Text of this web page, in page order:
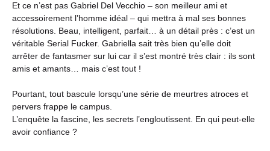
Et ce n’est pas Gabriel Del Vecchio – son meilleur ami et
accessoirement l’homme idéal – qui mettra à mal ses bonnes
résolutions. Beau, intelligent, parfait… à un détail près : c’est un
véritable Serial Fucker. Gabriella sait très bien qu’elle doit
arrêter de fantasmer sur lui car il s’est montré très clair : ils sont
amis et amants… mais c’est tout !
Pourtant, tout bascule lorsqu’une série de meurtres atroces et
pervers frappe le campus.
L’enquête la fascine, les secrets l’engloutissent. En qui peut-elle
avoir confiance ?